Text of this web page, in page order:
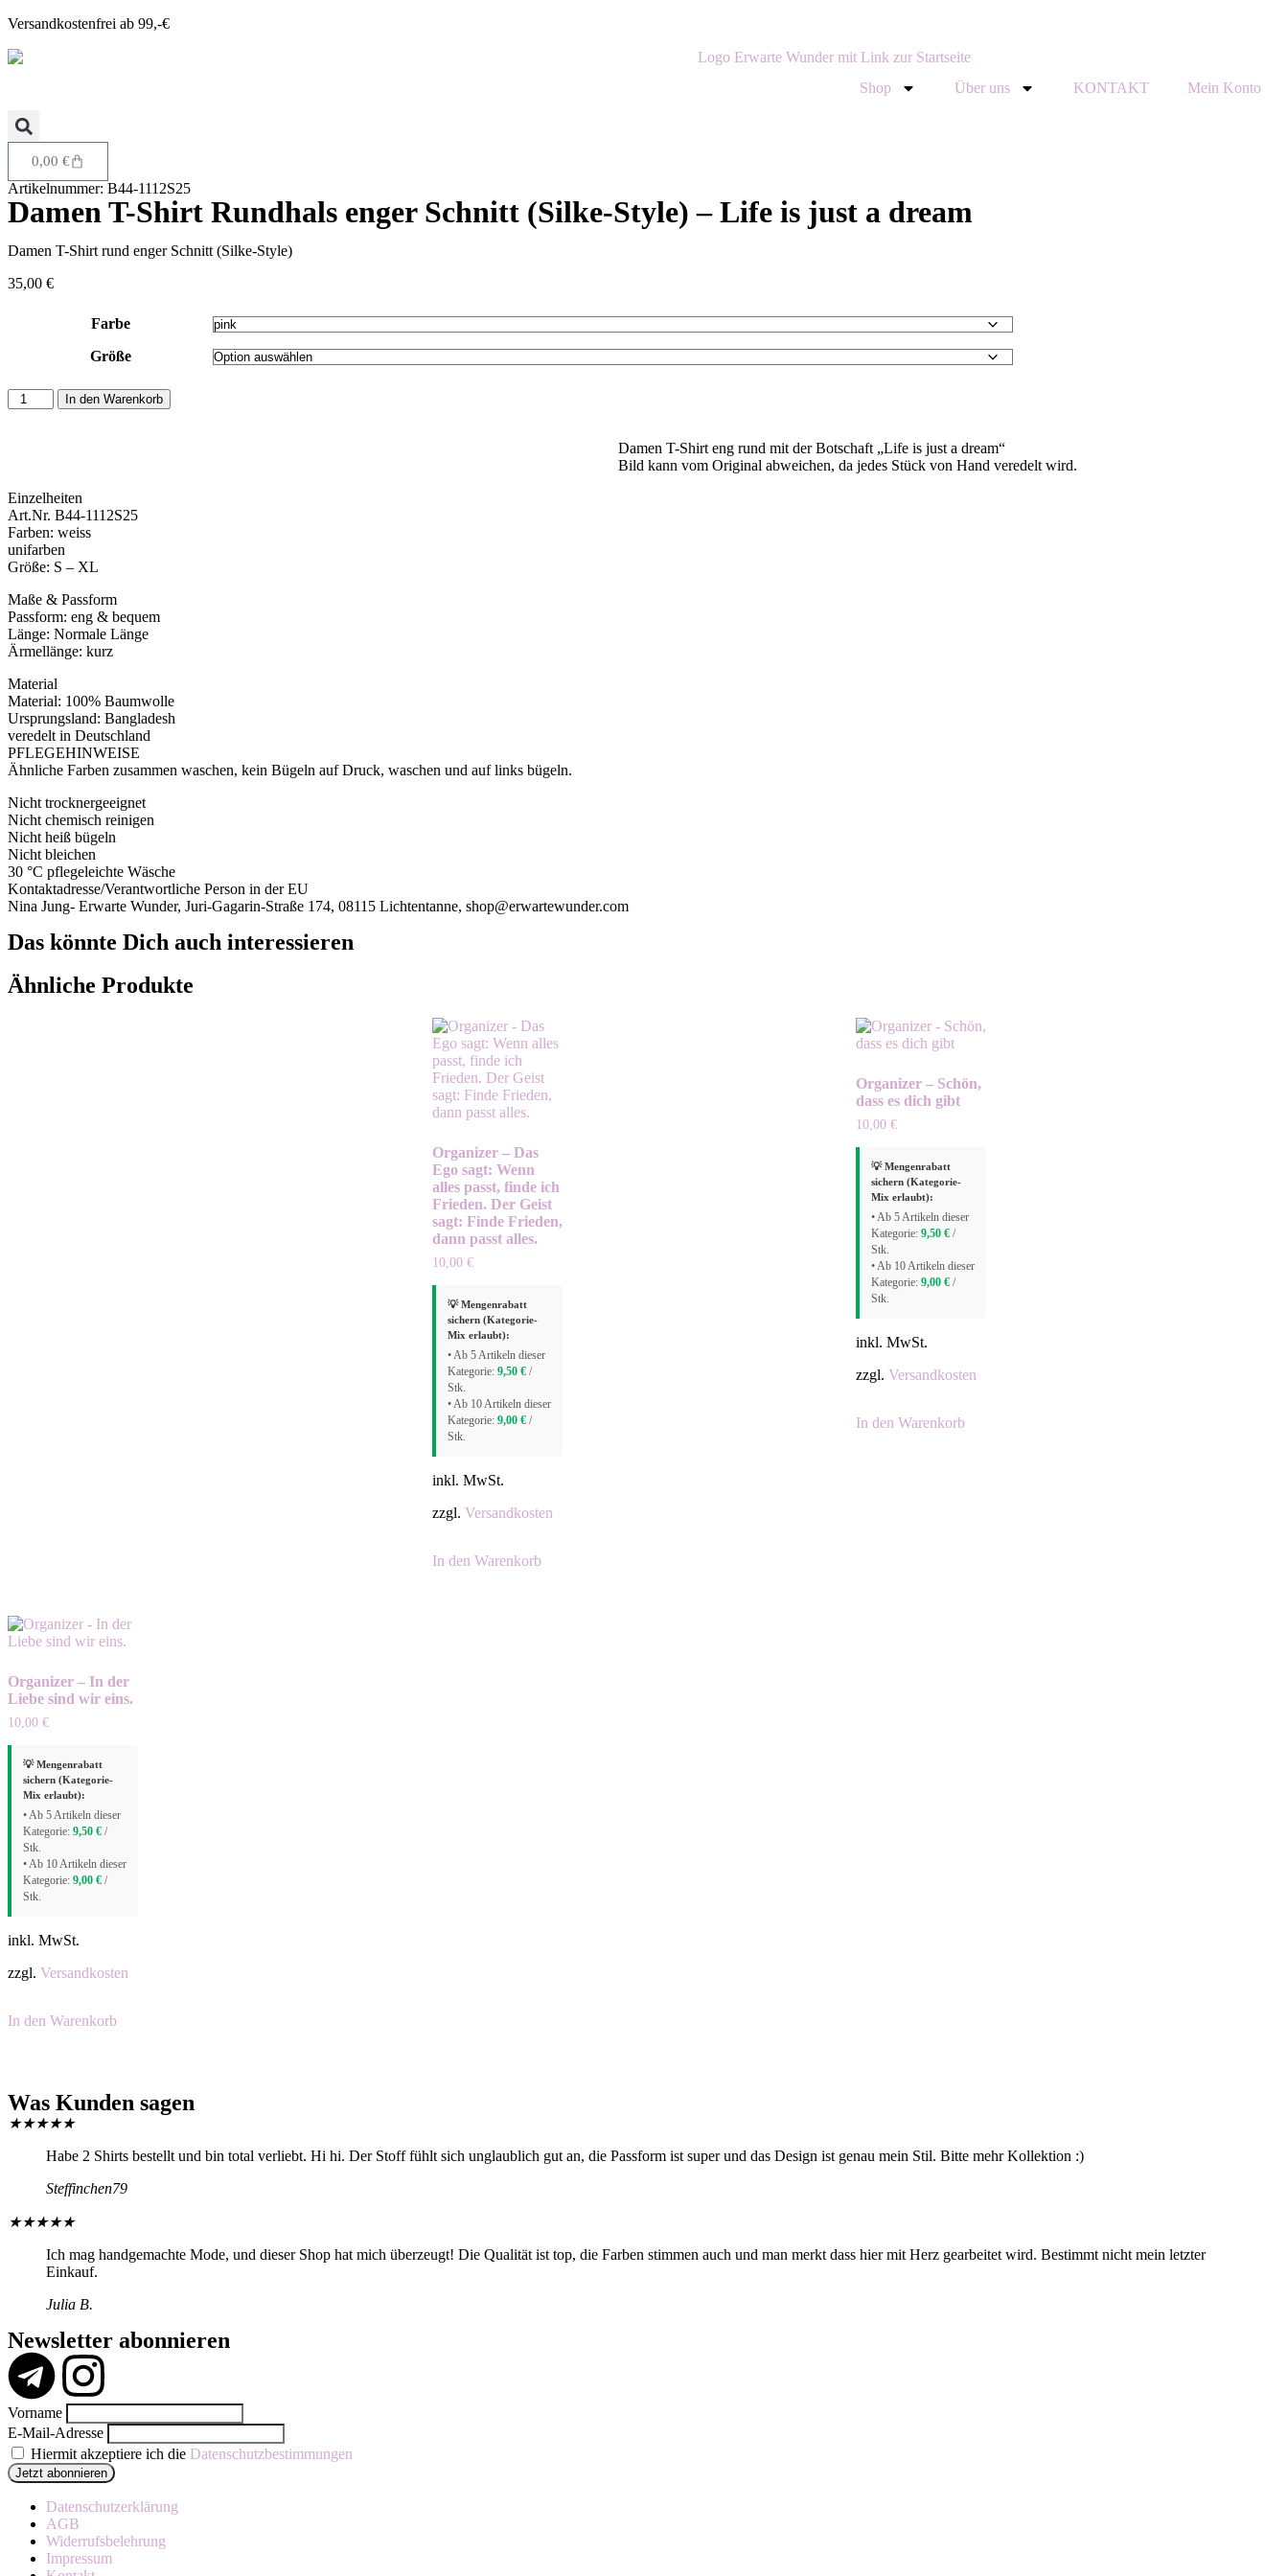
Versandkostenfrei ab 99,-€
Shop Über uns KONTAKT Mein Konto
0,00 €
Artikelnummer: B44-1112S25
Damen T-Shirt Rundhals enger Schnitt (Silke-Style) – Life is just a dream
Damen T-Shirt rund enger Schnitt (Silke-Style)
35,00 €
Farbe
Größe
In den Warenkorb
Damen T-Shirt eng rund mit der Botschaft „Life is just a dream“
Bild kann vom Original abweichen, da jedes Stück von Hand veredelt wird.
Einzelheiten
Art.Nr. B44-1112S25
Farben: weiss
unifarben
Größe: S – XL
Maße & Passform
Passform: eng & bequem
Länge: Normale Länge
Ärmellänge: kurz
Material
Material: 100% Baumwolle
Ursprungsland: Bangladesh
veredelt in Deutschland
PFLEGEHINWEISE
Ähnliche Farben zusammen waschen, kein Bügeln auf Druck, waschen und auf links bügeln.
Nicht trocknergeeignet
Nicht chemisch reinigen
Nicht heiß bügeln
Nicht bleichen
30 °C pflegeleichte Wäsche
Kontaktadresse/Verantwortliche Person in der EU
Nina Jung- Erwarte Wunder, Juri-Gagarin-Straße 174, 08115 Lichtentanne, shop@erwartewunder.com
Das könnte Dich auch interessieren
Ähnliche Produkte
Organizer – Das
Ego sagt: Wenn
alles passt, finde ich
Frieden. Der Geist
sagt: Finde Frieden,
dann passt alles.
10,00 €
💡 Mengenrabatt
sichern (Kategorie-
Mix erlaubt):
• Ab 5 Artikeln dieser
Kategorie: 9,50 €/
Stk.
• Ab 10 Artikeln dieser
Kategorie: 9,00 €/
Stk.
inkl. MwSt.
zzgl. Versandkosten
In den Warenkorb
Organizer – Schön,
dass es dich gibt
10,00€
💡 Mengenrabatt
sichern (Kategorie-
Mix erlaubt):
• Ab 5 Artikeln dieser
Kategorie:9,50€ /
Stk.
• Ab 10 Artikeln dieser
Kategorie:9,00€ /
Stk.
inkl. MwSt.
zzgl.Versandkosten
In den Warenkorb
Organizer – In der
Liebe sind wir eins.
10,00 €
💡 Mengenrabatt
sichern (Kategorie-
Mix erlaubt):
• Ab 5 Artikeln dieser
Kategorie: 9,50 € /
Stk.
• Ab 10 Artikeln dieser
Kategorie: 9,00 € /
Stk.
inkl. MwSt.
zzgl. Versandkosten
In den Warenkorb
Was Kunden sagen
★★★★★
Habe 2 Shirts bestellt und bin total verliebt. Hi hi. Der Stoff fühlt sich unglaublich gut an, die Passform ist super und das Design ist genau mein Stil. Bitte mehr Kollektion :)
Steffinchen79
★★★★★
Ich mag handgemachte Mode, und dieser Shop hat mich überzeugt! Die Qualität ist top, die Farben stimmen auch und man merkt dass hier mit Herz gearbeitet wird. Bestimmt nicht mein letzter
Einkauf.
Julia B.
Newsletter abonnieren
Vorname
E-Mail-Adresse
Hiermit akzeptiere ich die Datenschutzbestimmungen
Datenschutzerklärung
AGB
Widerrufsbelehrung
Impressum